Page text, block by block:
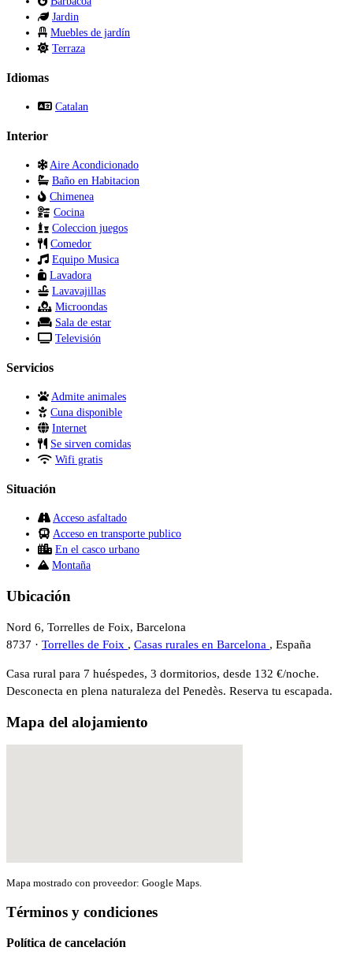
Jardin
Muebles de jardín
Terraza
Idiomas
Catalan
Interior
Aire Acondicionado
Baño en Habitacion
Chimenea
Cocina
Coleccion juegos
Comedor
Equipo Musica
Lavadora
Lavavajillas
Microondas
Sala de estar
Televisión
Servicios
Admite animales
Cuna disponible
Internet
Se sirven comidas
Wifi gratis
Situación
Acceso asfaltado
Acceso en transporte publico
En el casco urbano
Montaña
Ubicación
Nord 6, Torrelles de Foix, Barcelona
8737 · Torrelles de Foix , Casas rurales en Barcelona , España
Casa rural para 7 huéspedes, 3 dormitorios, desde 132 €/noche.
Desconecta en plena naturaleza del Penedès. Reserva tu escapada.
Mapa del alojamiento
Mapa mostrado con proveedor: Google Maps.
Términos y condiciones
Política de cancelación